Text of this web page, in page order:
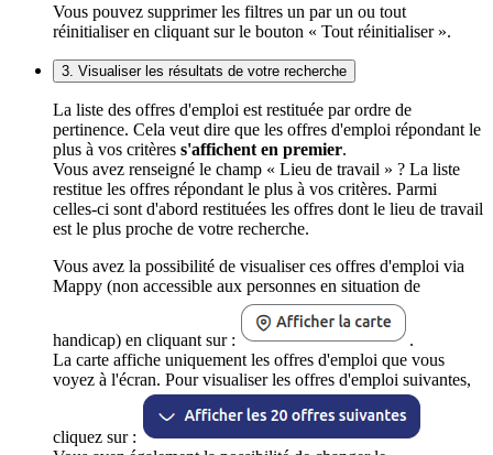
Vous pouvez supprimer les filtres un par un ou tout
réinitialiser en cliquant sur le bouton « Tout réinitialiser ».
3. Visualiser les résultats de votre recherche
La liste des offres d'emploi est restituée par ordre de
pertinence. Cela veut dire que les offres d'emploi répondant le
plus à vos critères s'affichent en premier.
Vous avez renseigné le champ « Lieu de travail » ? La liste
restitue les offres répondant le plus à vos critères. Parmi
celles-ci sont d'abord restituées les offres dont le lieu de travail
est le plus proche de votre recherche.
Vous avez la possibilité de visualiser ces offres d'emploi via
Mappy (non accessible aux personnes en situation de
handicap) en cliquant sur :
.
La carte affiche uniquement les offres d'emploi que vous
voyez à l'écran. Pour visualiser les offres d'emploi suivantes,
cliquez sur :